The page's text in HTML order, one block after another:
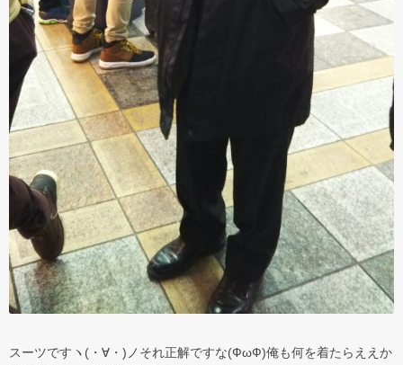
スーツですヽ(・∀・)ノそれ正解ですな(ФωФ)俺も何を着たらええか